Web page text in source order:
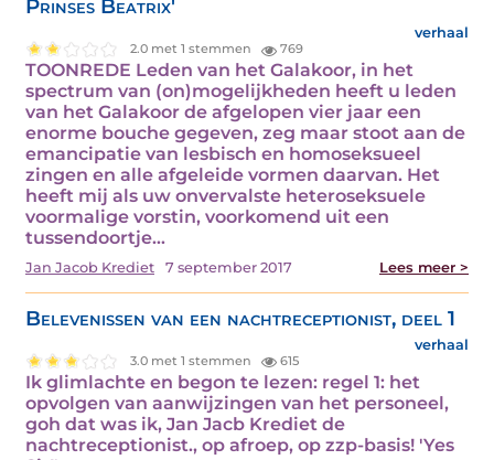
Prinses Beatrix'
verhaal
2.0 met 1 stemmen 769
TOONREDE Leden van het Galakoor, in het
spectrum van (on)mogelijkheden heeft u leden
van het Galakoor de afgelopen vier jaar een
enorme bouche gegeven, zeg maar stoot aan de
emancipatie van lesbisch en homoseksueel
zingen en alle afgeleide vormen daarvan. Het
heeft mij als uw onvervalste heteroseksuele
voormalige vorstin, voorkomend uit een
tussendoortje…
Jan Jacob Krediet 7 september 2017 Lees meer >
Belevenissen van een nachtreceptionist, deel 1
verhaal
3.0 met 1 stemmen 615
Ik glimlachte en begon te lezen: regel 1: het
opvolgen van aanwijzingen van het personeel,
goh dat was ik, Jan Jacb Krediet de
nachtreceptionist., op afroep, op zzp-basis! 'Yes